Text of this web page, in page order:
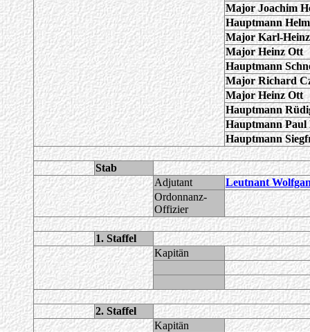
Major Joachim
Hauptmann
Major Karl-
Major Heinz Ott
Hauptmann
Major Richard
Major Heinz Ott
Hauptmann
Hauptmann Paul
Hauptmann
Stab
Adjutant
Leutnant
Ordonnanz-
Offizier
1. Staffel
Kapitän
2. Staffel
Kapitän